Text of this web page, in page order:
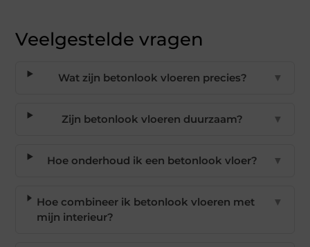
Veelgestelde vragen
Wat zijn betonlook vloeren precies? ▼
Zijn betonlook vloeren duurzaam? ▼
Hoe onderhoud ik een betonlook vloer? ▼
Hoe combineer ik betonlook vloeren met
mijn interieur?
▼